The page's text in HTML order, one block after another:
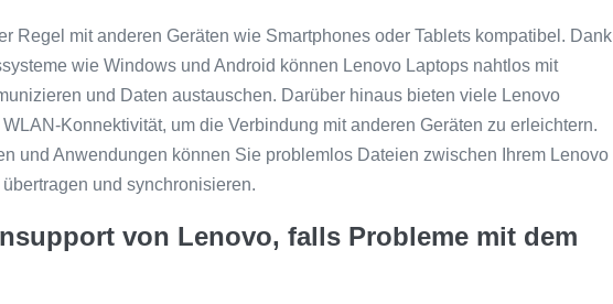
Regel mit anderen Geräten wie Smartphones oder Tablets kompatibel. Dank
wie Windows und Android können Lenovo Laptops nahtlos mit
und Daten austauschen. Darüber hinaus bieten viele Lenovo
Konnektivität, um die Verbindung mit anderen Geräten zu erleichtern.
und Anwendungen können Sie problemlos Dateien zwischen Ihrem Lenovo
und synchronisieren.
von Lenovo, falls Probleme mit dem